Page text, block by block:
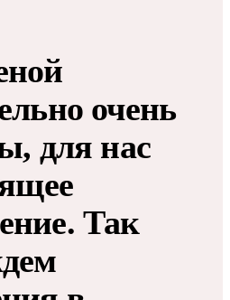
очень
для нас
Так